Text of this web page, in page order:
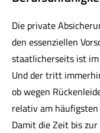
Die private
den essenziellen
staatlicherseits ist
Und der tritt
ob wegen
relativ am
Damit die Zeit bis